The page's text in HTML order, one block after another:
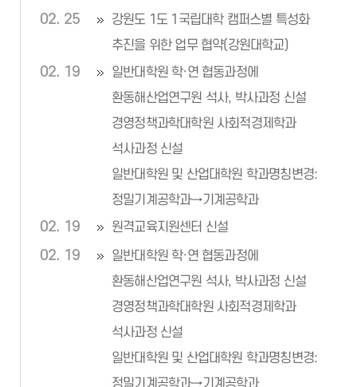
02. 25
강원도 1도 1국립대학 캠퍼스별 특성화
추진을 위한 업무 협약(강원대학교)
02. 19
일반대학원 학·연 협동과정에
환동해산업연구원 석사, 박사과정 신설
경영정책과학대학원 사회적경제학과
석사과정 신설
일반대학원 및 산업대학원 학과명칭변경:
정밀기계공학과→기계공학과
02. 19 원격교육지원센터 신설
02. 19
일반대학원 학·연 협동과정에
환동해산업연구원 석사, 박사과정 신설
경영정책과학대학원 사회적경제학과
석사과정 신설
일반대학원 및 산업대학원 학과명칭변경:
정밀기계공학과→기계공학과